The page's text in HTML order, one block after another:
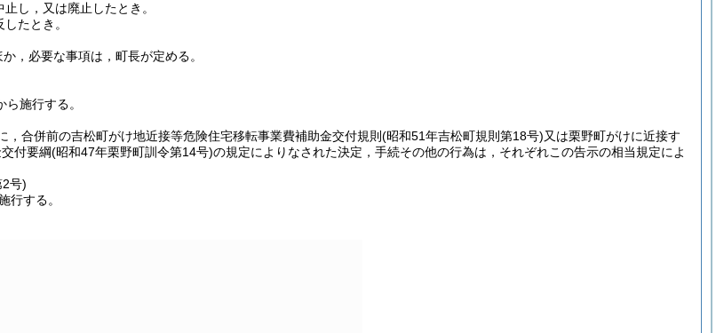
し，又は廃止したとき。
たとき。
，必要な事項は，町長が定める。
施行する。
，合併前の吉松町がけ地近接等危険住宅移転事業費補助金交付規則 (昭和51年吉松町規則第18号)又は栗野町がけに近接す
付要綱(昭和47年栗野町訓令第14号)の規定によりなされた決定，手続その他の行為は，それぞれこの告示の相当規定によ
号)
行する。